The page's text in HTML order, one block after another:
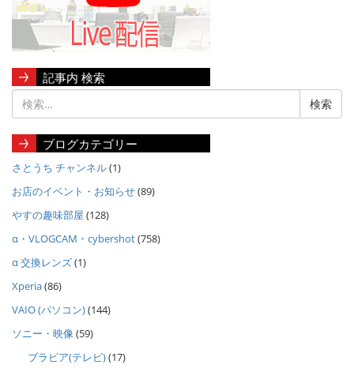
記事内 検索
ブログカテゴリー
さとうち チャンネル(1)
お店のイベント・お知らせ(89)
やすの趣味部屋 (128)
α・VLOGCAM・cybershot(758)
α 交換レンズ(1)
Xperia(86)
VAIO (パソコン)(144)
ソニー・映像(59)
ブラビア(テレビ)(17)